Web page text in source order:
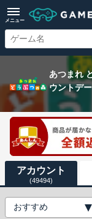
メニュー
あつまれ
ウントデ
アカウント
(49494)